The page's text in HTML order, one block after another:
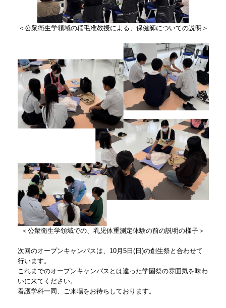
＜公衆衛生学領域の稲毛准教授による、保健師についての説明＞
＜公衆衛生学領域での、乳児体重測定体験の前の説明の様子＞
次回のオープンキャンパスは、10月5日(日)の創生祭と合わせて
行います。
これまでのオープンキャンパスとは違った学園祭の雰囲気を味わ
いに来てください。
看護学科一同、ご来場をお待ちしております。